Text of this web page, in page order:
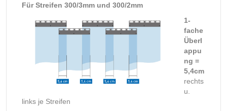
Für Streifen 300/3mm und 300/2mm
1-
fache
Überl
appu
ng =
5,4cm
rechts
u.
links je Streifen